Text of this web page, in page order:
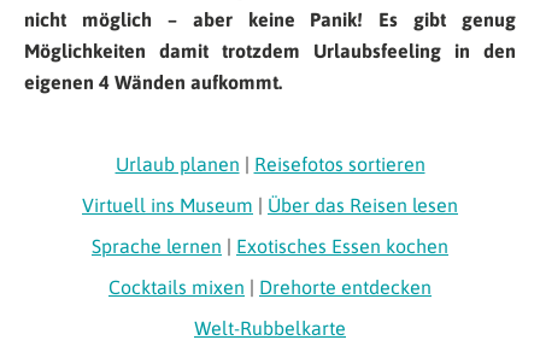
nicht möglich – aber keine Panik! Es gibt genug
Möglichkeiten damit trotzdem Urlaubsfeeling in den
eigenen 4 Wänden aufkommt.
Urlaub planen | Reisefotos sortieren
Virtuell ins Museum | Über das Reisen lesen
Sprache lernen | Exotisches Essen kochen
Cocktails mixen | Drehorte entdecken
Welt-Rubbelkarte